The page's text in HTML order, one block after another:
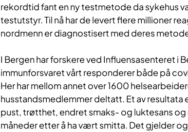
rekordtid fant en ny testmetode da sykehus
testutstyr. Til nå har de levert flere millioner
nordmenn er diagnostisert med deres
I Bergen har forskere ved Influensasenteret i
immunforsvaret vårt responderer både på
Her har mellom annet over 1600
husstandsmedlemmer deltatt. Et av resultata
pust, trøtthet, endret smaks- og luktesans
måneder etter å ha vært smitta. Det gjelder